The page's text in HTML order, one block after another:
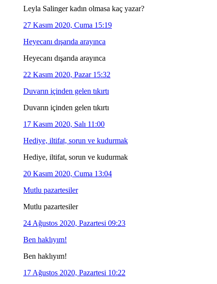
Leyla Salinger kadın olmasa kaç yazar?
27 Kasım 2020, Cuma 15:19
Heyecanı dışarıda arayınca
Heyecanı dışarıda arayınca
22 Kasım 2020, Pazar 15:32
Duvarın içinden gelen tıkırtı
Duvarın içinden gelen tıkırtı
17 Kasım 2020, Salı 11:00
Hediye, iltifat, sorun ve kudurmak
Hediye, iltifat, sorun ve kudurmak
20 Kasım 2020, Cuma 13:04
Mutlu pazartesiler
Mutlu pazartesiler
24 Ağustos 2020, Pazartesi 09:23
Ben haklıyım!
Ben haklıyım!
17 Ağustos 2020, Pazartesi 10:22